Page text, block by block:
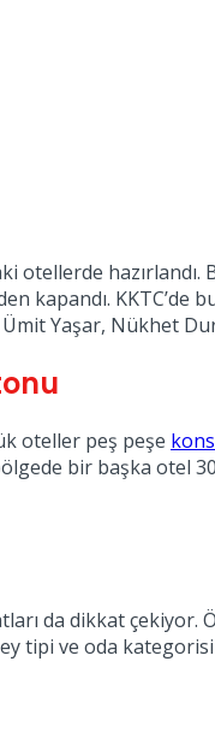
otellerde
kapandı.
Yaşar, Nükhet
oteller peş peşe
bir başka otel 30
da dikkat çekiyor.
tipi ve oda